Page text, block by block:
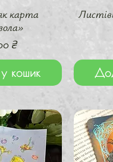
карта
₴
кошик